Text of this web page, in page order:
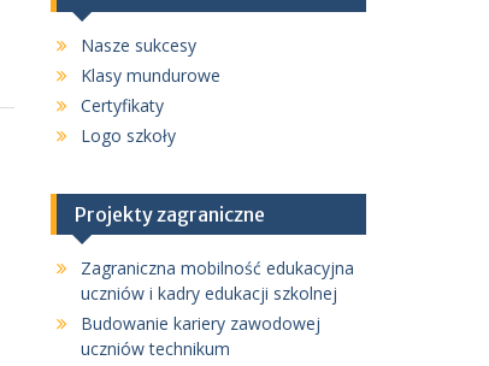
Nasze sukcesy
Klasy mundurowe
Certyfikaty
Logo szkoły
Projekty zagraniczne
Zagraniczna mobilność edukacyjna
uczniów i kadry edukacji szkolnej
Budowanie kariery zawodowej
uczniów technikum